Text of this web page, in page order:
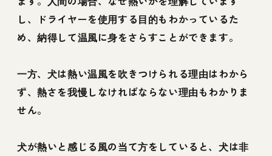
し、ドライヤーを使用する目的もわかっているた
め、納得して温風に身をさらすことができます。
一方、犬は熱い温風を吹きつけられる理由はわから
ず、熱さを我慢しなければならない理由もわかりま
せん。
犬が熱いと感じる風の当て方をしていると、犬は非